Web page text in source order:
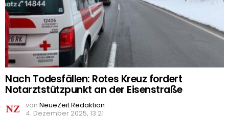
Nach Todesfällen: Rotes Kreuz fordert
Notarztstützpunkt an der Eisenstraße
von NeueZeit Redaktion
4. Dezember 2025, 13:21